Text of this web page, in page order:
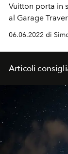
Vuitton porta in
al Garage
06.06.2022 di
Articoli